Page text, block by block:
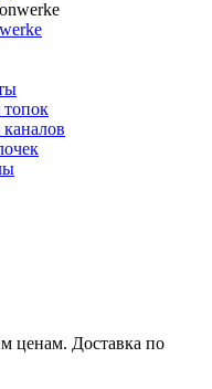
ценам. Доставка по